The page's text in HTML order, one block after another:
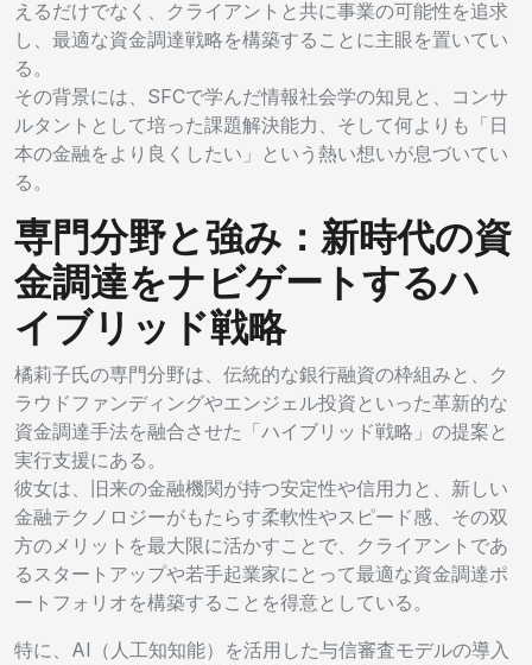
えるだけでなく、クライアントと共に事業の可能性を追求
し、最適な資金調達戦略を構築することに主眼を置いてい
る。
その背景には、SFCで学んだ情報社会学の知見と、コンサ
ルタントとして培った課題解決能力、そして何よりも「日
本の金融をより良くしたい」という熱い想いが息づいてい
る。
専門分野と強み：新時代の資
金調達をナビゲートするハ
イブリッド戦略
橘莉子氏の専門分野は、伝統的な銀行融資の枠組みと、ク
ラウドファンディングやエンジェル投資といった革新的な
資金調達手法を融合させた「ハイブリッド戦略」の提案と
実行支援にある。
彼女は、旧来の金融機関が持つ安定性や信用力と、新しい
金融テクノロジーがもたらす柔軟性やスピード感、その双
方のメリットを最大限に活かすことで、クライアントであ
るスタートアップや若手起業家にとって最適な資金調達ポ
ートフォリオを構築することを得意としている。
特に、AI（人工知知能）を活用した与信審査モデルの導入